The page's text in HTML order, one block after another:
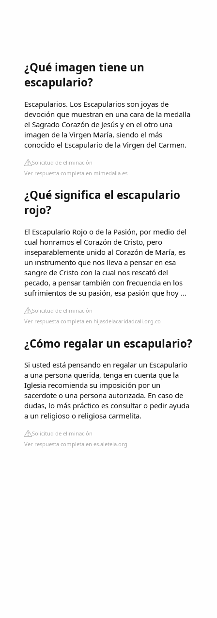
¿Qué imagen tiene un
escapulario?
Escapularios. Los Escapularios son joyas de
devoción que muestran en una cara de la medalla
el Sagrado Corazón de Jesús y en el otro una
imagen de la Virgen María, siendo el más
conocido el Escapulario de la Virgen del Carmen.
Solicitud de eliminación
Ver respuesta completa en mimedalla.es
¿Qué significa el escapulario
rojo?
El Escapulario Rojo o de la Pasión, por medio del
cual honramos el Corazón de Cristo, pero
inseparablemente unido al Corazón de María, es
un instrumento que nos lleva a pensar en esa
sangre de Cristo con la cual nos rescató del
pecado, a pensar también con frecuencia en los
sufrimientos de su pasión, esa pasión que hoy ...
Solicitud de eliminación
Ver respuesta completa en hijasdelacaridadcali.org.co
¿Cómo regalar un escapulario?
Si usted está pensando en regalar un Escapulario
a una persona querida, tenga en cuenta que la
Iglesia recomienda su imposición por un
sacerdote o una persona autorizada. En caso de
dudas, lo más práctico es consultar o pedir ayuda
a un religioso o religiosa carmelita.
Solicitud de eliminación
Ver respuesta completa en es.aleteia.org